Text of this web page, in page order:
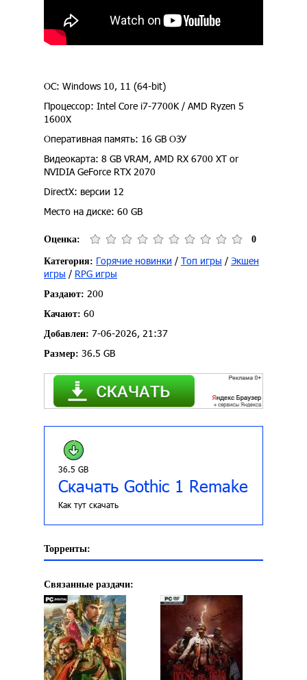
ОС: Windows 10, 11 (64-bit)
Процессор: Intel Core i7-7700K / AMD Ryzen 5
1600X
Оперативная память: 16 GB ОЗУ
Видеокарта: 8 GB VRAM, AMD RX 6700 XT or
NVIDIA GeForce RTX 2070
DirectX: версии 12
Место на диске: 60 GB
Оценка: 0
Категория: Горячие новинки / Топ игры / Экшен
игры / RPG игры
Раздают: 200
Качают: 60
Добавлен: 7-06-2026, 21:37
Размер: 36.5 GB
36.5 GB
Скачать Gothic 1 Remake
Как тут скачать
Торренты:
Связанные раздачи: